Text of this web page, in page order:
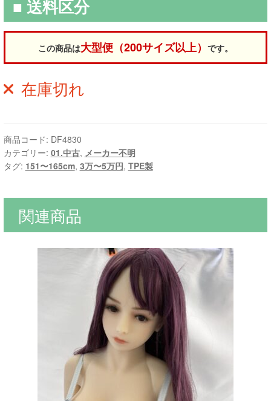
■ 送料区分
この商品は大型便（200サイズ以上） です。
在庫切れ
商品コード: DF4830
カテゴリー: 01.中古, メーカー不明
タグ: 151〜165cm, 3万〜5万円, TPE製
関連商品